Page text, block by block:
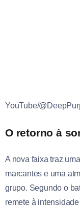
YouTube/
O retorno à
A nova faixa traz
marcantes e uma
grupo. Segundo o
remete à